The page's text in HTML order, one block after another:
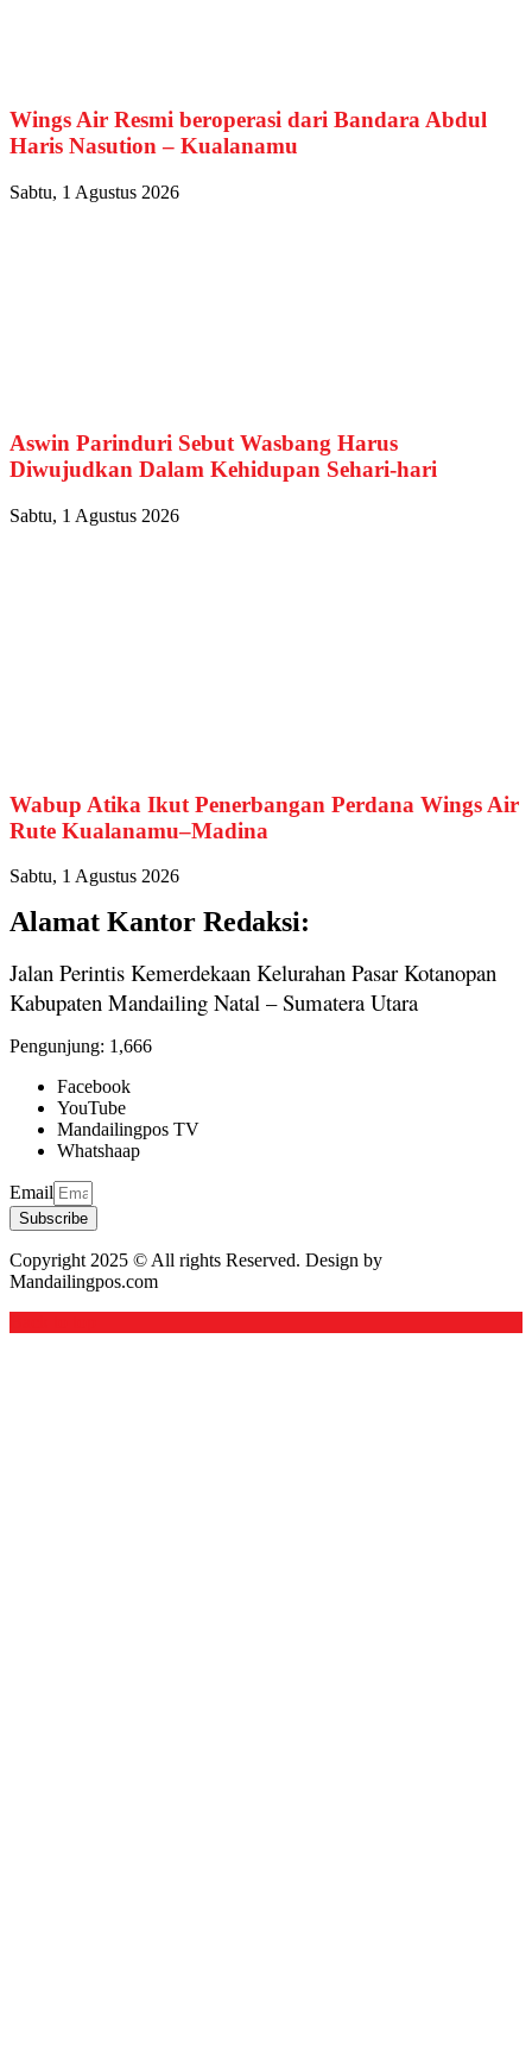
Wings Air Resmi beroperasi dari Bandara Abdul
Haris Nasution – Kualanamu
Sabtu, 1 Agustus 2026
Aswin Parinduri Sebut Wasbang Harus
Diwujudkan Dalam Kehidupan Sehari-hari
Sabtu, 1 Agustus 2026
Wabup Atika Ikut Penerbangan Perdana Wings Air
Rute Kualanamu–Madina
Sabtu, 1 Agustus 2026
Alamat Kantor Redaksi:
Jalan Perintis Kemerdekaan Kelurahan Pasar Kotanopan
Kabupaten Mandailing Natal – Sumatera Utara
Pengunjung: 1,666
Facebook
YouTube
Mandailingpos TV
Whatshaap
Email
Subscribe
Copyright 2025 © All rights Reserved. Design by
Mandailingpos.com